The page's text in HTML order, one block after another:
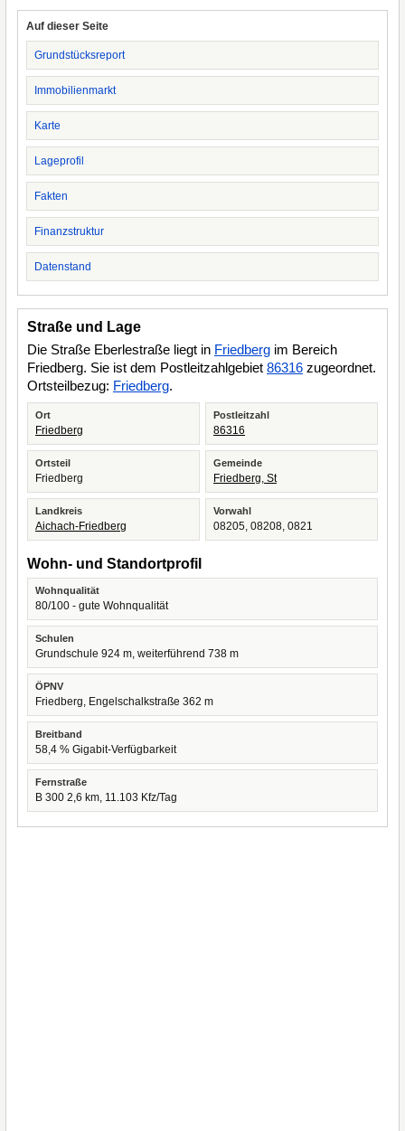
Auf dieser Seite
Grundstücksreport
Immobilienmarkt
Karte
Lageprofil
Fakten
Finanzstruktur
Datenstand
Straße und Lage
Die Straße Eberlestraße liegt in Friedberg im Bereich
Friedberg. Sie ist dem Postleitzahlgebiet 86316 zugeordnet.
Ortsteilbezug: Friedberg.
Ort
Friedberg
Postleitzahl
86316
Ortsteil
Friedberg
Gemeinde
Friedberg, St
Landkreis
Aichach-Friedberg
Vorwahl
08205, 08208, 0821
Wohn- und Standortprofil
Wohnqualität
80/100 - gute Wohnqualität
Schulen
Grundschule 924 m, weiterführend 738 m
ÖPNV
Friedberg, Engelschalkstraße 362 m
Breitband
58,4 % Gigabit-Verfügbarkeit
Fernstraße
B 300 2,6 km, 11.103 Kfz/Tag